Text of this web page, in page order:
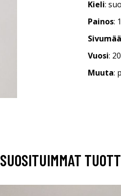
Kieli:
Painos: 1
Vuosi:
Muuta:
SUOSITUIMMAT